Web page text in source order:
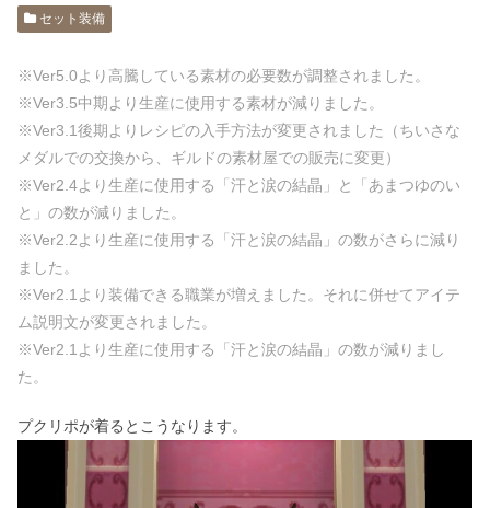
セット装備
※Ver5.0より高騰している素材の必要数が調整されました。
※Ver3.5中期より生産に使用する素材が減りました。
※Ver3.1後期よりレシピの入手方法が変更されました（ちいさな
メダルでの交換から、ギルドの素材屋での販売に変更）
※Ver2.4より生産に使用する「汗と涙の結晶」と「あまつゆのい
と」の数が減りました。
※Ver2.2より生産に使用する「汗と涙の結晶」の数がさらに減り
ました。
※Ver2.1より装備できる職業が増えました。それに併せてアイテ
ム説明文が変更されました。
※Ver2.1より生産に使用する「汗と涙の結晶」の数が減りまし
た。
プクリポが着るとこうなります。